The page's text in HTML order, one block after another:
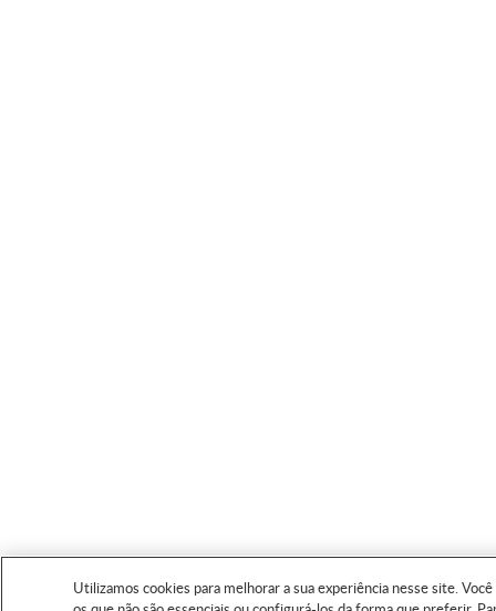
Utilizamos cookies para melhorar a sua experiência nesse site.